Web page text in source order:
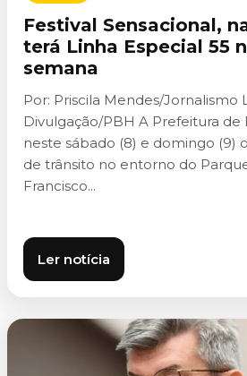
Festival Sensacional,
terá Linha Especial 55
semana
Por: Priscila Mendes/Jornalismo
Divulgação/PBH A Prefeitura
neste sábado (8) e domingo (9)
de trânsito no entorno do
Francisco...
Ler notícia